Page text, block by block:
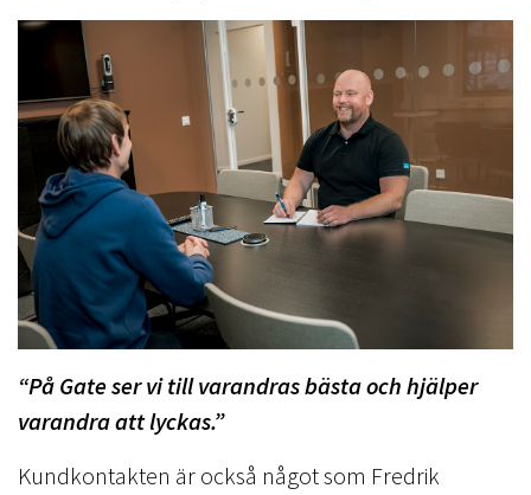
“På Gate ser vi till varandras bästa och hjälper
varandra att lyckas.”
Kundkontakten är också något som Fredrik